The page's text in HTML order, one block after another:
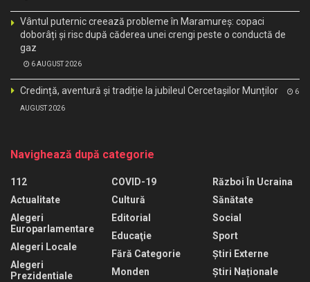
Vântul puternic creează probleme în Maramureș: copaci
doborâți și risc după căderea unei crengi peste o conductă de
gaz
6 AUGUST 2026
Credință, aventură și tradiție la jubileul Cercetașilor Munților 6
AUGUST 2026
Navighează după categorie
112
Actualitate
Alegeri
Europarlamentare
Alegeri Locale
Alegeri
Prezidentiale
COVID-19
Cultură
Editorial
Educaţie
Fără Categorie
Monden
Război În Ucraina
Sănătate
Social
Sport
Știri Externe
Știri Naționale